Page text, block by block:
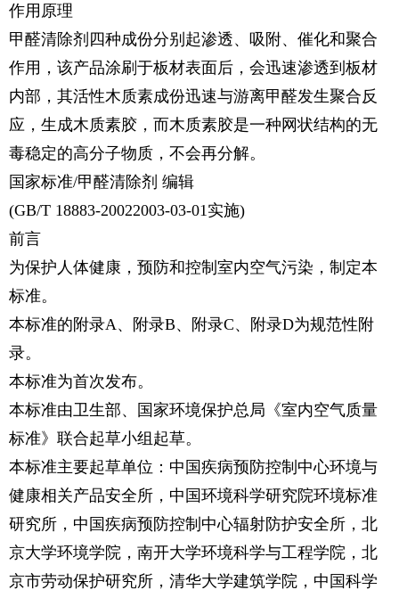
作用原理
甲醛清除剂四种成份分别起渗透、吸附、催化和聚合
作用，该产品涂刷于板材表面后，会迅速渗透到板材
内部，其活性木质素成份迅速与游离甲醛发生聚合反
应，生成木质素胶，而木质素胶是一种网状结构的无
毒稳定的高分子物质，不会再分解。
国家标准/甲醛清除剂 编辑
(GB/T 18883-20022003-03-01实施)
前言
为保护人体健康，预防和控制室内空气污染，制定本
标准。
本标准的附录A、附录B、附录C、附录D为规范性附
录。
本标准为首次发布。
本标准由卫生部、国家环境保护总局《室内空气质量
标准》联合起草小组起草。
本标准主要起草单位：中国疾病预防控制中心环境与
健康相关产品安全所，中国环境科学研究院环境标准
研究所，中国疾病预防控制中心辐射防护安全所，北
京大学环境学院，南开大学环境科学与工程学院，北
京市劳动保护研究所，清华大学建筑学院，中国科学